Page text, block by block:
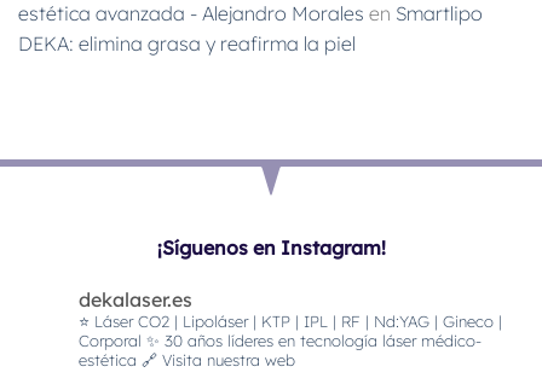
estética avanzada - Alejandro Morales en Smartlipo
DEKA: elimina grasa y reafirma la piel
¡Síguenos en Instagram!
dekalaser.es
⭐️ Láser CO2 | Lipoláser | KTP | IPL | RF | Nd:YAG | Gineco |
Corporal ✨ 30 años líderes en tecnología láser médico-
estética 🔗 Visita nuestra web